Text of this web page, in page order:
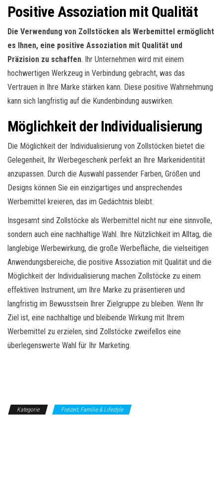
Positive Assoziation mit Qualität
Die Verwendung von Zollstöcken als Werbemittel ermöglicht
es Ihnen, eine positive Assoziation mit Qualität und
Präzision zu schaffen. Ihr Unternehmen wird mit einem
hochwertigen Werkzeug in Verbindung gebracht, was das
Vertrauen in Ihre Marke stärken kann. Diese positive Wahrnehmung
kann sich langfristig auf die Kundenbindung auswirken.
Möglichkeit der Individualisierung
Die Möglichkeit der Individualisierung von Zollstöcken bietet die
Gelegenheit, Ihr Werbegeschenk perfekt an Ihre Markenidentität
anzupassen. Durch die Auswahl passender Farben, Größen und
Designs können Sie ein einzigartiges und ansprechendes
Werbemittel kreieren, das im Gedächtnis bleibt.
Insgesamt sind Zollstöcke als Werbemittel nicht nur eine sinnvolle,
sondern auch eine nachhaltige Wahl. Ihre Nützlichkeit im Alltag, die
langlebige Werbewirkung, die große Werbefläche, die vielseitigen
Anwendungsbereiche, die positive Assoziation mit Qualität und die
Möglichkeit der Individualisierung machen Zollstöcke zu einem
effektiven Instrument, um Ihre Marke zu präsentieren und
langfristig im Bewusstsein Ihrer Zielgruppe zu bleiben. Wenn Ihr
Ziel ist, eine nachhaltige und bleibende Wirkung mit Ihrem
Werbemittel zu erzielen, sind Zollstöcke zweifellos eine
überlegenswerte Wahl für Ihr Marketing.
Kategorie Freizeit, Familie & Lifestyle